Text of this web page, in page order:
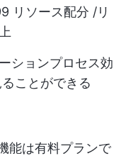
リソース配分 /リ
ションプロセス効
ことができる
能は有料プランで